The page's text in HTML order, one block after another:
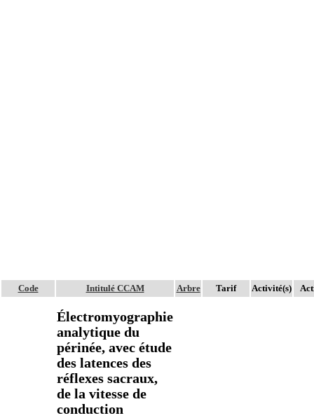
Code Intitulé CCAM Arbre Tarif Activité(s)
Électromyographie
analytique du
périnée, avec étude
des latences des
réflexes sacraux,
de la vitesse de
conduction